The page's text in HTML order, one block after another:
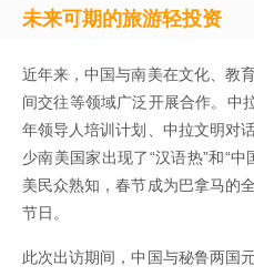
未来可期的旅游轻投资
近年来，中国与南美在文化、教
间交往等领域广泛开展合作。中
年领导人培训计划、中拉文明对
少南美国家出现了“汉语热”和“
美民众熟知，春节成为巴拿马的
节日。
此次出访期间，中国与秘鲁两国